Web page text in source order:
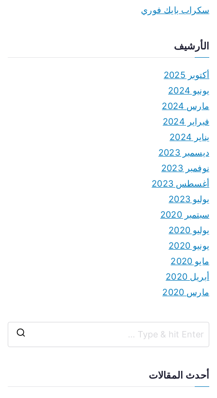
سكراب بايك فوري
الأرشيف
أكتوبر 2025
يونيو 2024
مارس 2024
فبراير 2024
يناير 2024
ديسمبر 2023
نوفمبر 2023
أغسطس 2023
يوليو 2023
سبتمبر 2020
يوليو 2020
يونيو 2020
مايو 2020
أبريل 2020
مارس 2020
r
أحدث المقالات